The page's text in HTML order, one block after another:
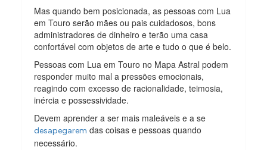
Mas quando bem posicionada, as pessoas com Lua
em Touro serão mães ou pais cuidadosos, bons
administradores de dinheiro e terão uma casa
confortável com objetos de arte e tudo o que é belo.
Pessoas com Lua em Touro no Mapa Astral podem
responder muito mal a pressões emocionais,
reagindo com excesso de racionalidade, teimosia,
inércia e possessividade.
Devem aprender a ser mais maleáveis e a se
desapegarem das coisas e pessoas quando
necessário.